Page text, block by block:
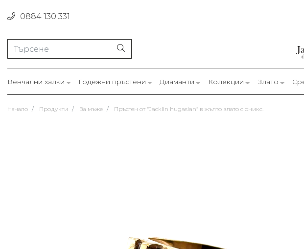
0884 130 331
Венчални халки Годежни пръстени Диаманти Колекции Злато
Начало Продукти За мъже Пръстен от “Jacklin hugasian” в жълто злато с оникс.